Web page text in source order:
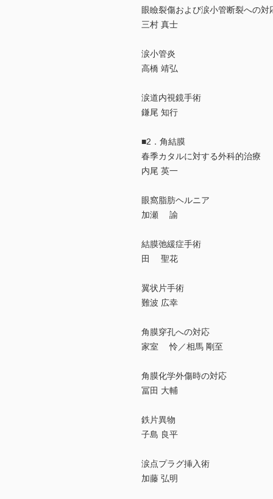
眼瞼裂傷および涙小管断裂への対
三村 真士
涙小管炎
高橋 靖弘
涙道内視鏡手術
鎌尾 知行
■2．角結膜
春季カタルに対する外科的治療
内尾 英一
眼窩脂肪ヘルニア
加瀬 諭
結膜弛緩症手術
田 聖花
翼状片手術
難波 広幸
角膜穿孔への対応
家室 怜／相馬 剛至
角膜化学外傷時の対応
冨田 大輔
鉄片異物
子島 良平
涙点プラグ挿入術
加藤 弘明